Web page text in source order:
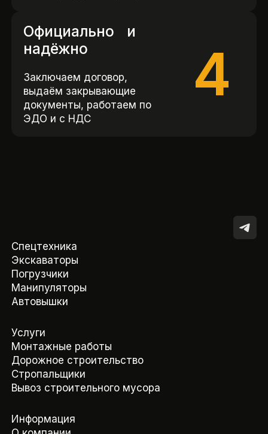
Официально и
надёжно
Заключаем договор,
выдаём закрывающие
документы, работаем по
ЭДО и с НДС
4
Спецтехника
Экскаваторы
Погрузчики
Манипуляторы
Автовышки
Услуги
Монтажные работы
Дорожное строительство
Стропальщики
Вывоз строительного мусора
Информация